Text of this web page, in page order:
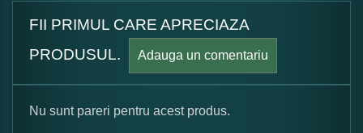
FII PRIMUL CARE APRECIAZA
PRODUSUL.
Adauga un comentariu
Nu sunt pareri pentru acest produs.